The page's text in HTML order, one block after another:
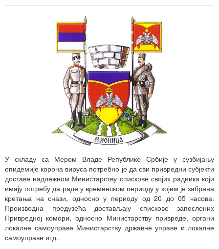
У складу са Мером Владе Републике Србије у сузбијању
епидемије корона вируса потребно је да сви привредни субјекти
доставе надлежном Министарству спискове својих радника који
имају потребу да раде у временском периоду у којем је забрана
кретања на снази, односно у периоду од 20 до 05 часова.
Производна предузећа достављају спискове запослених
Привредној комори, односно Министарству привреде, органи
локалне самоуправе Министарству државне управе и локалне
самоуправе итд.